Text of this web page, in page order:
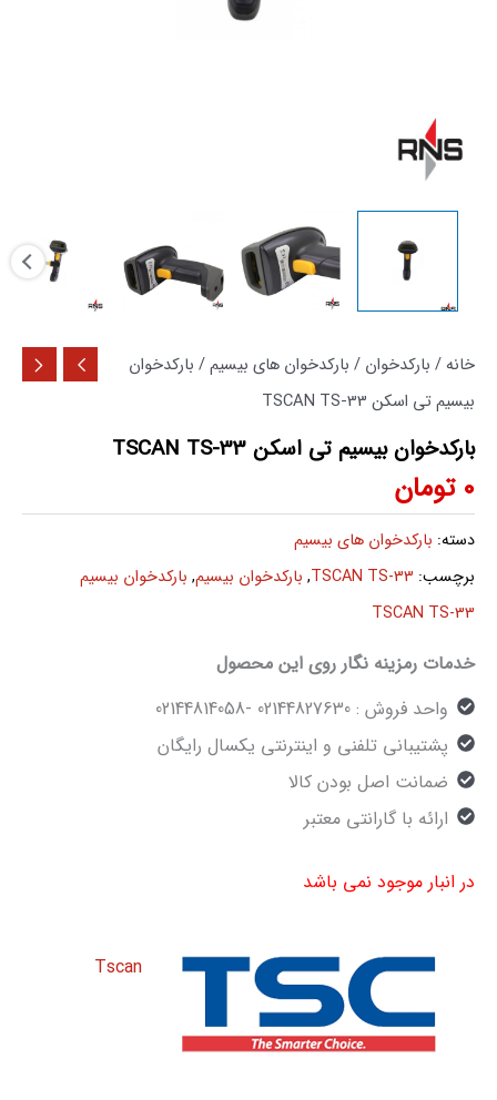
خانه / بارکدخوان / بارکدخوان های بیسیم/ بارکدخوان
بیسیم تی اسکن TSCAN TS-33
بارکدخوان بیسیم تی اسکن TSCAN TS-33
0 تومان
دسته: بارکدخوان های بیسیم
برچسب: TSCAN TS-33
, بارکدخوان بیسیم, بارکدخوان بیسیم
TSCAN TS-33
خدمات رمزینه نگار روی این محصول
واحد فروش : 02144827630 -02144814058
پشتیبانی تلفنی و اینترنتی یکسال رایگان
ضمانت اصل بودن کالا
ارائه با گارانتی معتبر
در انبار موجود نمی باشد
Tscan